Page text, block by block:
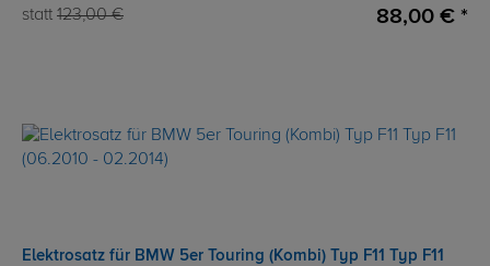
statt 123,00 € 88,00 € *
Elektrosatz für BMW 5er Touring (Kombi) Typ F11 Typ F11